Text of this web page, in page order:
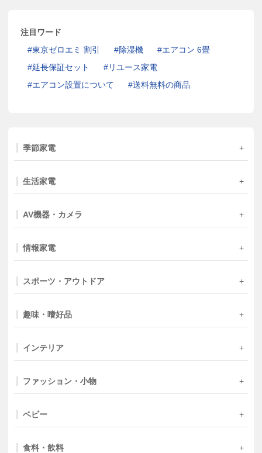
注目ワード
東京ゼロエミ 割引
除湿機
エアコン 6畳
延長保証セット
リユース家電
エアコン設置について
送料無料の商品
季節家電
生活家電
AV機器・カメラ
情報家電
スポーツ・アウトドア
趣味・嗜好品
インテリア
ファッション・小物
ベビー
食料・飲料